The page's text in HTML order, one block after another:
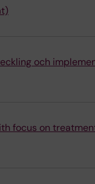
och
focus on